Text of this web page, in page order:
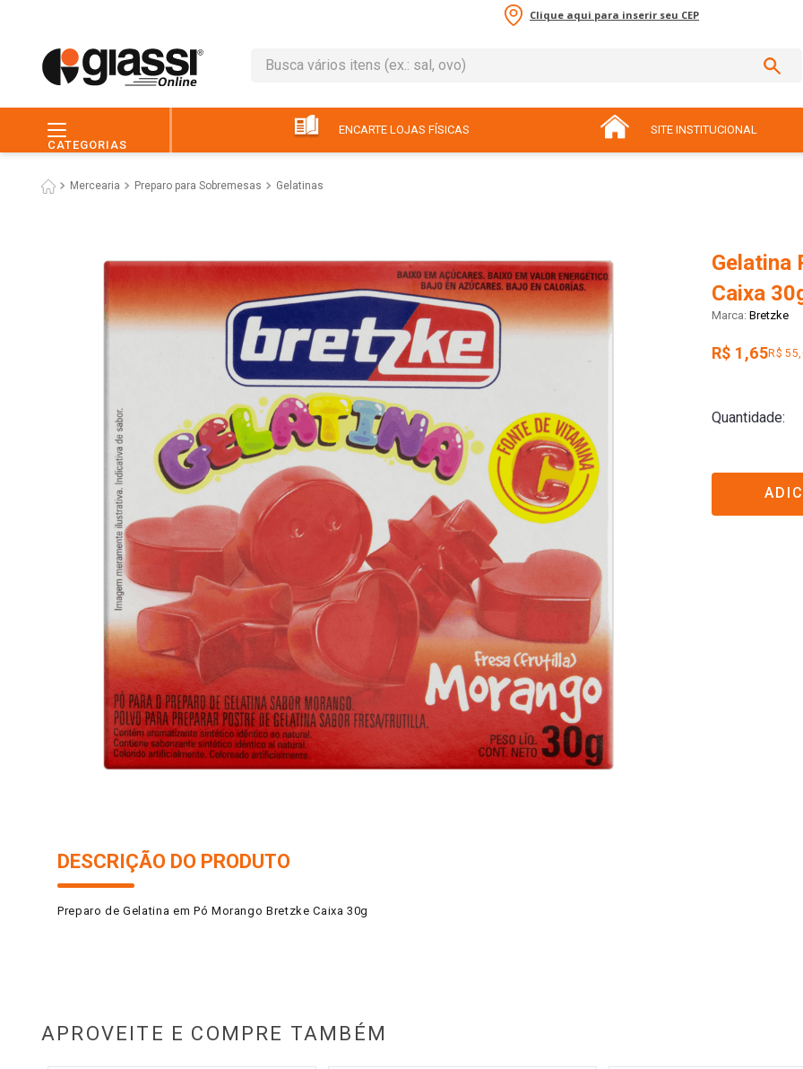
Clique aqui para inserir seu CEP
Busca vários itens (ex.: sal, ovo)
CATEGORIAS
ENCARTE LOJAS FÍSICAS SITE INSTITUCIONAL
Mercearia Preparo para Sobremesas Gelatinas
Gelatina
Caixa
Bretzke
R$ 1,65R$
Quantidade
DESCRIÇÃO DO PRODUTO
Preparo de Gelatina em Pó Morango Bretzke Caixa 30g
APROVEITE E COMPRE TAMBÉM
leite
3º queijo
6 º pão
8º iogurte
9º ovo
10º arroz